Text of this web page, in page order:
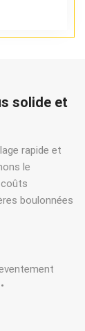
solide et
rapide et
le
boulonnées